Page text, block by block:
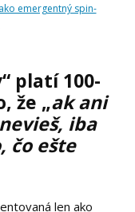
emergentný spin-
platí 100-
že „ak ani
iba
čo ešte
len ako